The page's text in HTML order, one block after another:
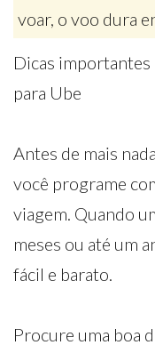
voar, o voo dura
Dicas importantes
para Ube
Antes de mais
você programe
viagem. Quando
meses ou até um
fácil e barato.
Procure uma boa